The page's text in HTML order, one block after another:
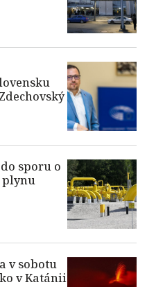
sporu o
plynu
v sobotu
v Katánii